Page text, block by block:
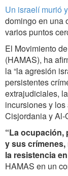
Un israelí murió
domingo en una
varios puntos
El Movimiento
(HAMAS), ha
la “la agresión
persistentes
extrajudiciales,
incursiones y
Cisjordania y Al-
“La
y sus
la resistencia
HAMAS en un